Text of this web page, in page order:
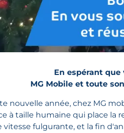
En espérant
MG Mobile et toute
nouvelle année, chez MG
à taille humaine qui place
vitesse fulgurante, et la fin